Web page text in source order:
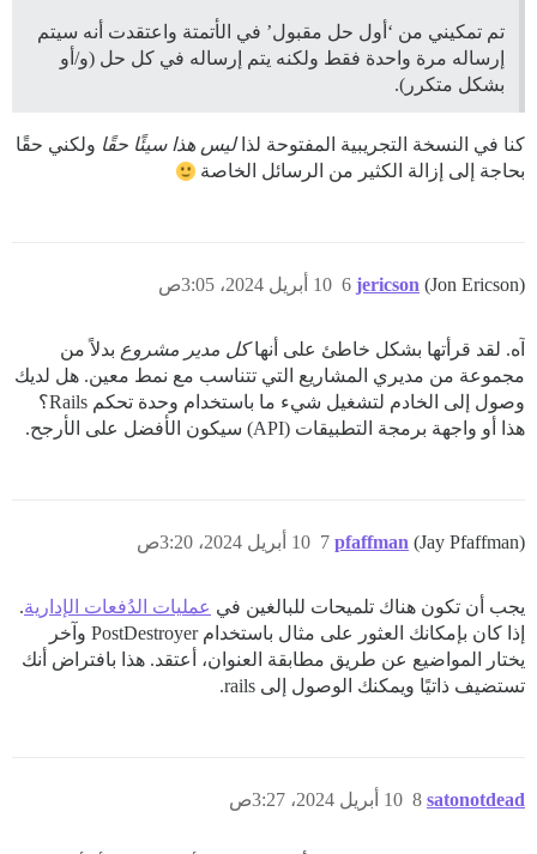
تم تمكيني من ‘أول حل مقبول’ في الأتمتة واعتقدت أنه سيتم
إرساله مرة واحدة فقط ولكنه يتم إرساله في كل حل (و/أو
بشكل متكرر).
كنا في النسخة التجريبية المفتوحة لذاليس هذا سيئًا حقًا ولكني حقًا
بحاجة إلى إزالة الكثير من الرسائل الخاصة
jericson (Jon Ericson) 10 أبريل 2024، 3:05ص 6
آه. لقد قرأتها بشكل خاطئ على أنهاكل مدير مشروع بدلاً من
مجموعة من مديري المشاريع التي تتناسب مع نمط معين. هل لديك
وصول إلى الخادم لتشغيل شيء ما باستخدام وحدة تحكم Rails؟
هذا أو واجهة برمجة التطبيقات (API) سيكون الأفضل على الأرجح.
pfaffman (Jay Pfaffman) 10 أبريل 2024، 3:20ص 7
يجب أن تكون هناك تلميحات للبالغين في عمليات الدُفعات الإدارية.
إذا كان بإمكانك العثور على مثال باستخدام PostDestroyer وآخر
يختار المواضيع عن طريق مطابقة العنوان، أعتقد. هذا بافتراض أنك
تستضيف ذاتيًا ويمكنك الوصول إلى rails.
satonotdead 10 أبريل 2024، 3:27ص 8